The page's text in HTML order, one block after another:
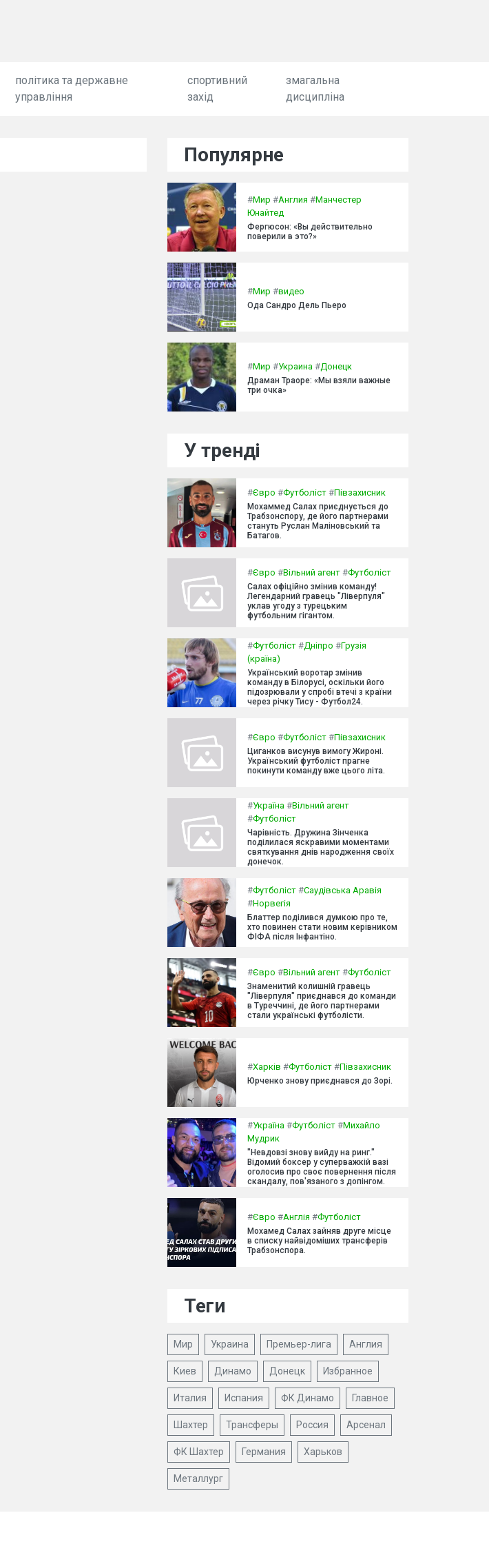
політика та державне
управління
спортивний
захід
змагальна
дисципліна
Популярне
#Мир #Англия #Манчестер
Юнайтед
Фергюсон: «Вы действительно
поверили в это?»
#Мир #видео
Ода Сандро Дель Пьеро
#Мир #Украина #Донецк
Драман Траоре: «Мы взяли важные
три очка»
У тренді
#Євро #Футболіст #Півзахисник
Мохаммед Салах приєднується до
Трабзонспору, де його партнерами
стануть Руслан Маліновський та
Батагов.
#Євро #Вільний агент #Футболіст
Салах офіційно змінив команду!
Легендарний гравець "Ліверпуля"
уклав угоду з турецьким
футбольним гігантом.
#Футболіст #Дніпро #Грузія
(країна)
Український воротар змінив
команду в Білорусі, оскільки його
підозрювали у спробі втечі з країни
через річку Тису - Футбол24.
#Євро #Футболіст #Півзахисник
Циганков висунув вимогу Жироні.
Український футболіст прагне
покинути команду вже цього літа.
#Україна #Вільний агент
#Футболіст
Чарівність. Дружина Зінченка
поділилася яскравими моментами
святкування днів народження своїх
донечок.
#Футболіст #Саудівська Аравія
#Норвегія
Блаттер поділився думкою про те,
хто повинен стати новим керівником
ФІФА після Інфантіно.
#Євро #Вільний агент #Футболіст
Знаменитий колишній гравець
"Ліверпуля" приєднався до команди
в Туреччині, де його партнерами
стали українські футболісти.
#Харків #Футболіст #Півзахисник
Юрченко знову приєднався до Зорі.
#Україна #Футболіст #Михайло
Мудрик
"Невдовзі знову вийду на ринг."
Відомий боксер у суперважкій вазі
оголосив про своє повернення після
скандалу, пов'язаного з допінгом.
#Євро #Англія #Футболіст
Мохамед Салах зайняв друге місце
в списку найвідоміших трансферів
Трабзонспора.
Теги
Мир Украина Премьер-лига Англия
Киев Динамо Донецк Избранное
Италия Испания ФК Динамо Главное
Шахтер Трансферы Россия Арсенал
ФК Шахтер Германия Харьков
Металлург